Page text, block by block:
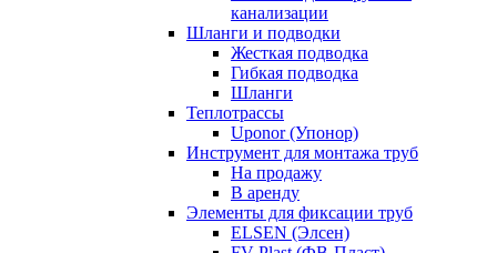
канализации
Шланги и подводки
Жесткая подводка
Гибкая подводка
Шланги
Теплотрассы
Uponor (Упонор)
Инструмент для монтажа труб
На продажу
В аренду
Элементы для фиксации труб
ELSEN (Элсен)